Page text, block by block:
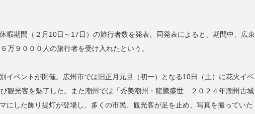
暇期間（２月10日～17日）の旅行者数を発表。同発表によると、期間中、広東
万９０００人の旅行者を受け入れたという。
イベントが開催。広州市では旧正月元旦（初一）となる10日（土）に花火イベ
観光客を魅了した。また潮州では「秀美潮州・龍騰盛世 ２０２４年潮州古城
にした飾り提灯が登場し、多くの市民、観光客が足を止め、写真を撮っていた